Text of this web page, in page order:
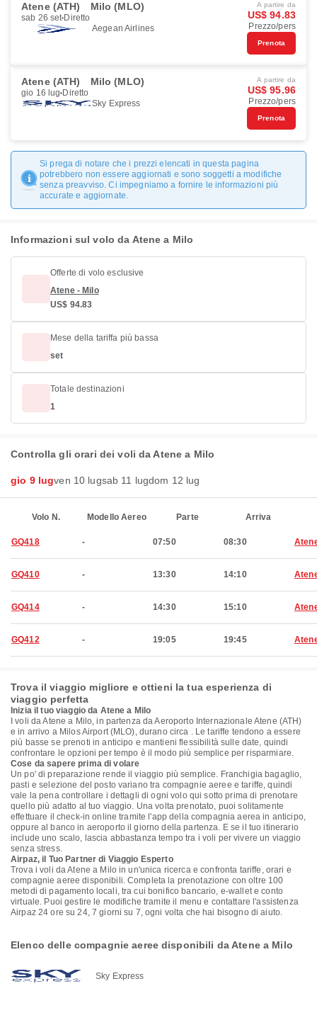
Atene (ATH) Milo (MLO)
sab 26 set Diretto
Aegean Airlines
A partire da
US$ 94.83
Prezzo/pers
Prenota
Atene (ATH) Milo (MLO)
gio 16 lug Diretto
Sky Express
A partire da
US$ 95.96
Prezzo/pers
Prenota
Si prega di notare che i prezzi elencati in questa pagina
potrebbero non essere aggiornati e sono soggetti a modifiche
senza preavviso. Ci impegniamo a fornire le informazioni più
accurate e aggiornate.
Informazioni sul volo da Atene a Milo
Offerte di volo esclusive
Atene - Milo
US$ 94.83
Mese della tariffa più bassa
set
Totale destinazioni
1
Controlla gli orari dei voli da Atene a Milo
gio 9 lugven 10 lugsab 11 lugdom 12 lug
Volo N. Modello Aereo Parte Arriva
GQ418 - 07:50 08:30
GQ410 - 13:30 14:10
GQ414 - 14:30 15:10
GQ412 - 19:05 19:45
Trova il viaggio migliore e ottieni la tua esperienza di
viaggio perfetta
Inizia il tuo viaggio da Atene a Milo
I voli da Atene a Milo, in partenza da Aeroporto Internazionale Atene (ATH)
e in arrivo a Milos Airport (MLO), durano circa . Le tariffe tendono a essere
più basse se prenoti in anticipo e mantieni flessibilità sulle date, quindi
confrontare le opzioni per tempo è il modo più semplice per risparmiare.
Cose da sapere prima di volare
Un po' di preparazione rende il viaggio più semplice. Franchigia bagaglio,
pasti e selezione del posto variano tra compagnie aeree e tariffe, quindi
vale la pena controllare i dettagli di ogni volo qui sotto prima di prenotare
quello più adatto al tuo viaggio. Una volta prenotato, puoi solitamente
effettuare il check-in online tramite l'app della compagnia aerea in anticipo,
oppure al banco in aeroporto il giorno della partenza. E se il tuo itinerario
include uno scalo, lascia abbastanza tempo tra i voli per vivere un viaggio
senza stress.
Airpaz, il Tuo Partner di Viaggio Esperto
Trova i voli da Atene a Milo in un'unica ricerca e confronta tariffe, orari e
compagnie aeree disponibili. Completa la prenotazione con oltre 100
metodi di pagamento locali, tra cui bonifico bancario, e-wallet e conto
virtuale. Puoi gestire le modifiche tramite il menu e contattare l'assistenza
Airpaz 24 ore su 24, 7 giorni su 7, ogni volta che hai bisogno di aiuto.
Elenco delle compagnie aeree disponibili da Atene a Milo
Sky Express